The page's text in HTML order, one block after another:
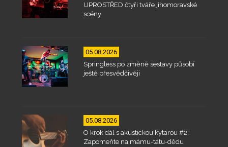
UPROSTŘED čtyři tváře jihomoravské
scény
05.08.2026
Springless po změně sestavy působí
ještě přesvědčivěji
05.08.2026
O krok dál s akustickou kytarou #2:
Zapomeňte na mámu-tátu-dědu